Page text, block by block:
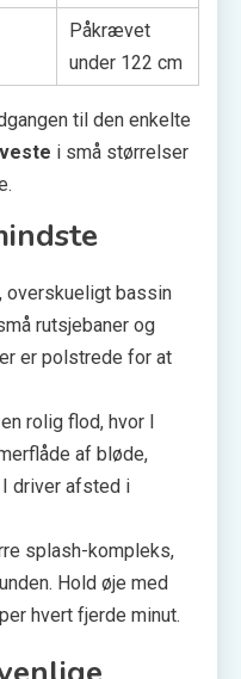
Påkrævet
under 122 cm
til den enkelte
i små størrelser
overskueligt bassin
rutsjebaner og
er polstrede for at
rolig flod, hvor I
af bløde,
driver afsted i
splash-kompleks,
Hold øje med
hvert fjerde minut.